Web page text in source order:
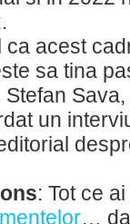
ca acest
sa tina
un
: Tot ce
…